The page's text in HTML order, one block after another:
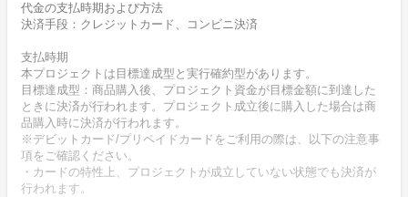
代金の支払時期および方法
決済手段：クレジットカード、コンビニ決済
支払時期
本プロジェクトは目標達成型と実行確約型があります。
目標達成型：商品購入後、プロジェクト資金が目標金額に到達した
ときに決済が行われます。プロジェクト成立後に購入した場合は商
品購入時に決済が行われます。
※デビットカード/プリペイドカードをご利用の際は、以下の注意事
項をご確認ください。
・カードの特性上、プロジェクトが成立していない状態でも決済が
行われます。